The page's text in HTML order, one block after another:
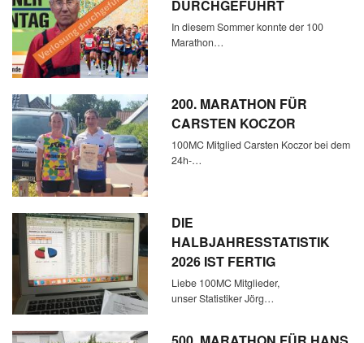
DURCHGEFÜHRT
In diesem Sommer konnte der 100
Marathon…
200. MARATHON FÜR
CARSTEN KOCZOR
100MC Mitglied Carsten Koczor bei dem
24h-…
DIE
HALBJAHRESSTATISTIK
2026 IST FERTIG
Liebe 100MC Mitglieder,
unser Statistiker Jörg…